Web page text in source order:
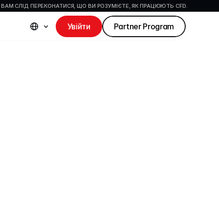
СЛІД ПЕРЕКОНАТИСЯ, ЩО ВИ РОЗУМІЄТЕ, ЯК ПРАЦЮЮТЬ CFD.
Увійти Partner Program